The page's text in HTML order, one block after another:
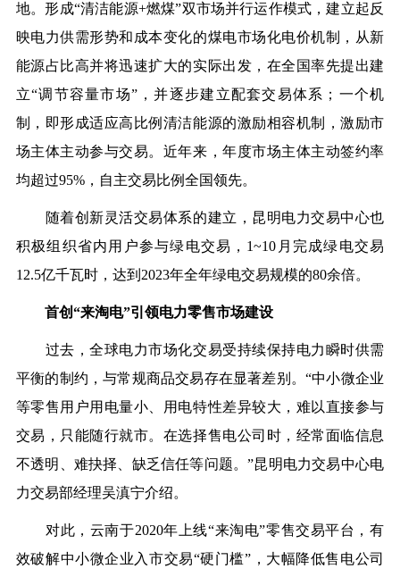
地。形成“清洁能源+燃煤”双市场并行运作模式，建立起反
映电力供需形势和成本变化的煤电市场化电价机制，从新
能源占比高并将迅速扩大的实际出发，在全国率先提出建
立“调节容量市场”，并逐步建立配套交易体系；一个机
制，即形成适应高比例清洁能源的激励相容机制，激励市
场主体主动参与交易。近年来，年度市场主体主动签约率
均超过95%，自主交易比例全国领先。
随着创新灵活交易体系的建立，昆明电力交易中心也
积极组织省内用户参与绿电交易，1~10月完成绿电交易
12.5亿千瓦时，达到2023年全年绿电交易规模的80余倍。
首创“来淘电”引领电力零售市场建设
过去，全球电力市场化交易受持续保持电力瞬时供需
平衡的制约，与常规商品交易存在显著差别。“中小微企业
等零售用户用电量小、用电特性差异较大，难以直接参与
交易，只能随行就市。在选择售电公司时，经常面临信息
不透明、难抉择、缺乏信任等问题。”昆明电力交易中心电
力交易部经理吴滇宁介绍。
对此，云南于2020年上线“来淘电”零售交易平台，有
效破解中小微企业入市交易“硬门槛”，大幅降低售电公司